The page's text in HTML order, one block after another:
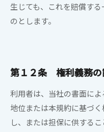
生じても、これを賠償す
のとします。
第１２条 権利義務の
利用者は、当社の書面に
地位または本規約に基づ
し、または担保に供するこ